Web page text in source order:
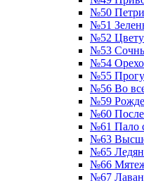
№50
№51
№52
№53
№54
№55
№56 Во
№59
№60
№61 Пало
№63
№65
№66
№67